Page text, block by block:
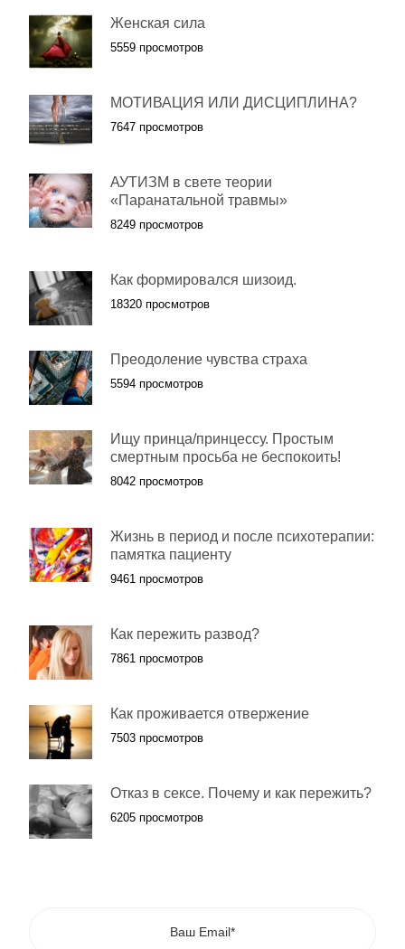
Женская сила
5559 просмотров
МОТИВАЦИЯ ИЛИ ДИСЦИПЛИНА?
7647 просмотров
АУТИЗМ в свете теории
«Паранатальной травмы»
8249 просмотров
Как формировался шизоид.
18320 просмотров
Преодоление чувства страха
5594 просмотров
Ищу принца/принцессу. Простым
смертным просьба не беспокоить!
8042 просмотров
Жизнь в период и после психотерапии:
памятка пациенту
9461 просмотров
Как пережить развод?
7861 просмотров
Как проживается отвержение
7503 просмотров
Отказ в сексе. Почему и как пережить?
6205 просмотров